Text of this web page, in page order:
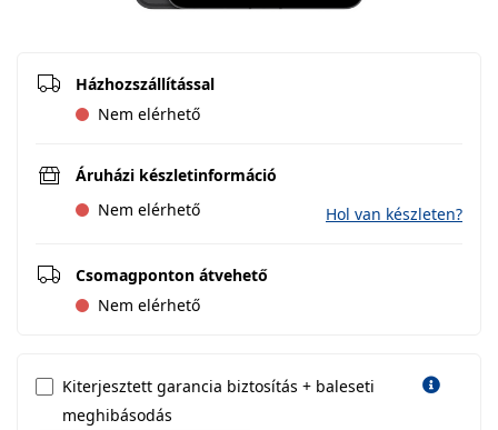
Házhozszállítással
Nem elérhető
Áruházi készletinformáció
Nem elérhető
Hol van készleten?
Csomagponton átvehető
Nem elérhető
Kiterjesztett garancia biztosítás + baleseti
meghibásodás